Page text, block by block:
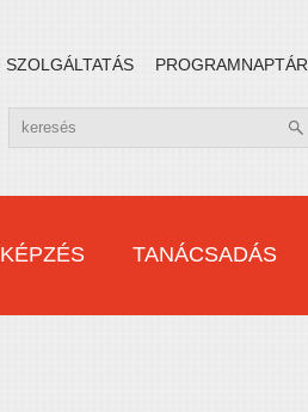
SZOLGÁLTATÁS PROGRAMNAPTÁR
KÉPZÉS TANÁCSADÁS